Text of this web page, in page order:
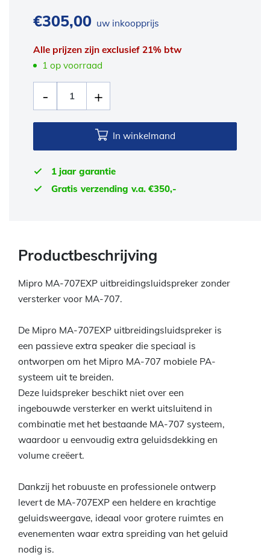
€305,00 uw inkoopprijs
Alle prijzen zijn exclusief 21% btw
1 op voorraad
In winkelmand
1 jaar garantie
Gratis verzending v.a. €350,-
Productbeschrijving
Mipro MA-707EXP uitbreidingsluidspreker zonder
versterker voor MA-707.
De Mipro MA-707EXP uitbreidingsluidspreker is
een passieve extra speaker die speciaal is
ontworpen om het Mipro MA-707 mobiele PA-
systeem uit te breiden.
Deze luidspreker beschikt niet over een
ingebouwde versterker en werkt uitsluitend in
combinatie met het bestaande MA-707 systeem,
waardoor u eenvoudig extra geluidsdekking en
volume creëert.
Dankzij het robuuste en professionele ontwerp
levert de MA-707EXP een heldere en krachtige
geluidsweergave, ideaal voor grotere ruimtes en
evenementen waar extra spreiding van het geluid
nodig is.